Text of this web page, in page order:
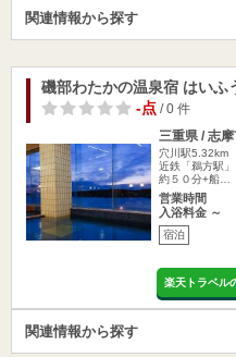
関連情報から探す
磯部わたかの温泉宿 はいふ
-点/ 0 件
三重県 / 志
穴川駅5.32km
近鉄「鵜方駅
約５０分+船…
営業時間
入浴料金 ～
宿泊
楽天トラベル
関連情報から探す